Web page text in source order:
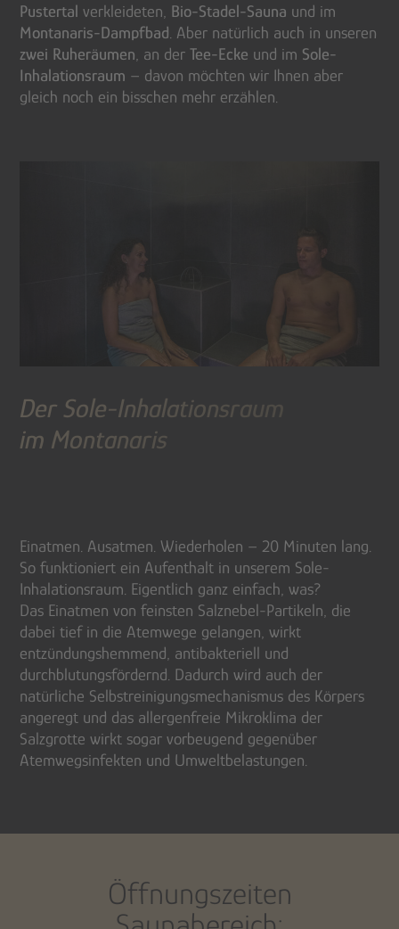
Pustertal verkleideten, Bio-Stadel-Sauna und im
Montanaris-Dampfbad . Aber natürlich auch in unseren
zwei Ruheräumen , an derTee-Ecke und im Sole-
Inhalationsraum – davon möchten wir Ihnen aber
gleich noch ein bisschen mehr erzählen.
Der Sole-Inhalationsraum
im Montanaris
Einatmen. Ausatmen. Wiederholen – 20 Minuten lang.
So funktioniert ein Aufenthalt in unserem Sole-
Inhalationsraum. Eigentlich ganz einfach, was?
Das Einatmen von feinsten Salznebel-Partikeln, die
dabei tief in die Atemwege gelangen, wirkt
entzündungshemmend, antibakteriell und
durchblutungsfördernd. Dadurch wird auch der
natürliche Selbstreinigungsmechanismus des Körpers
angeregt und das allergenfreie Mikroklima der
Salzgrotte wirkt sogar vorbeugend gegenüber
Atemwegsinfekten und Umweltbelastungen.
Öffnungszeiten